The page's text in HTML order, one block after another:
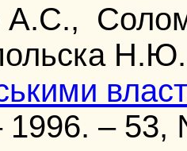
А.С.,
1996. –